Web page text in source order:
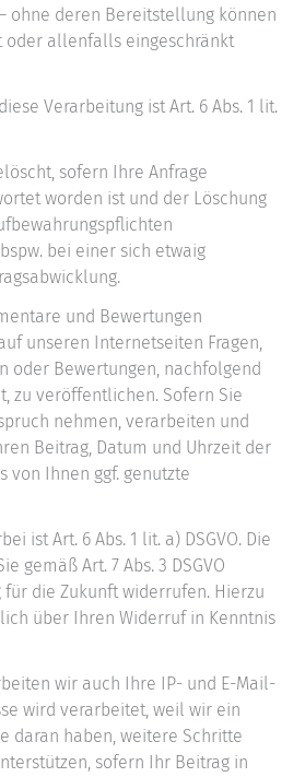
ohne deren Bereitstellung können
oder allenfalls eingeschränkt
Verarbeitung ist Art. 6 Abs. 1 lit.
sofern Ihre Anfrage
worden ist und der Löschung
bei einer sich etwaig
und Bewertungen
unseren Internetseiten Fragen,
oder Bewertungen, nachfolgend
zu veröffentlichen. Sofern Sie
nehmen, verarbeiten und
Beitrag, Datum und Uhrzeit der
von Ihnen ggf. genutzte
ist Art. 6 Abs. 1 lit. a) DSGVO. Die
gemäß Art. 7 Abs. 3 DSGVO
die Zukunft widerrufen. Hierzu
über Ihren Widerruf in Kenntnis
wir auch Ihre IP- und E-Mail-
wird verarbeitet, weil wir ein
daran haben, weitere Schritte
sofern Ihr Beitrag in